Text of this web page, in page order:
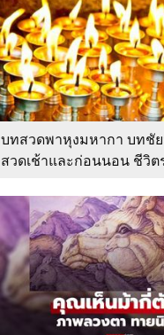
บทสวดพาหุงมหากา บทชั
สวดเช้าและก่อนนอน ชีวิต